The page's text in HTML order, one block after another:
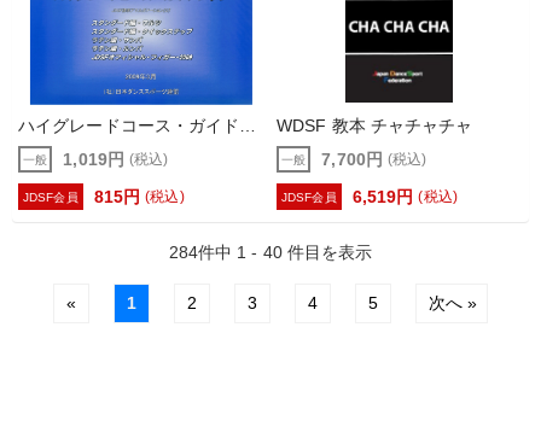
一般 1,019円(税込)
JDSF会員 815円 (税込)
WDSF 教本 チャチャチャ
一般 7,700円(税込)
JDSF会員 6,519円 (税込)
284件中 1 - 40 件目を表示
« 1 2 3 4 5 次へ »